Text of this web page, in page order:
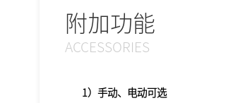
附加功能
ACCESSORIES
1）手动、电动可选